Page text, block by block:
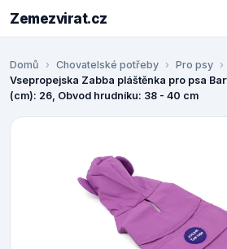
Zemezvirat.cz
Domů Chovatelské potřeby Pro psy
Vsepropejska Zabba pláštěnka pro psa
(cm): 26, Obvod hrudníku: 38 - 40 cm